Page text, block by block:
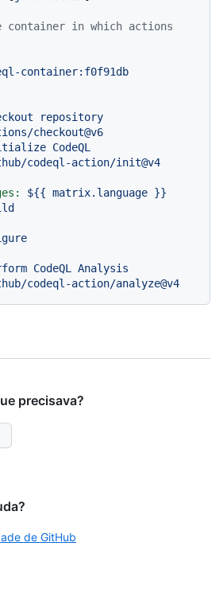
container in which actions
container:f0f91db
repository
checkout@v6
CodeQL
codeql-action/init@v4
${{ matrix.language }}
CodeQL
Analysis
codeql-action/analyze@v4
precisava?
de GitHub